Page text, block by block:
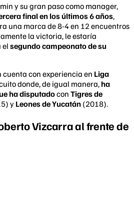
y su gran paso como manager,
final en los últimos 6 años,
una marca de 8-4 en 12 encuentros
la victoria, le estaría
el segundo campeonato de su
cuenta con experiencia en Liga
donde, de igual manera, ha
ha disputadocon Tigres de
y Leones de Yucatán (2018).
Vizcarra al frente de